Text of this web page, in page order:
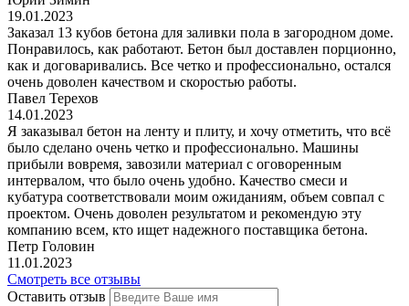
19.01.2023
Заказал 13 кубов бетона для заливки пола в загородном доме.
Понравилось, как работают. Бетон был доставлен порционно,
как и договаривались. Все четко и профессионально, остался
очень доволен качеством и скоростью работы.
Павел Терехов
14.01.2023
Я заказывал бетон на ленту и плиту, и хочу отметить, что всё
было сделано очень четко и профессионально. Машины
прибыли вовремя, завозили материал с оговоренным
интервалом, что было очень удобно. Качество смеси и
кубатура соответствовали моим ожиданиям, объем совпал с
проектом. Очень доволен результатом и рекомендую эту
компанию всем, кто ищет надежного поставщика бетона.
Петр Головин
11.01.2023
Смотреть все отзывы
Оставить отзыв